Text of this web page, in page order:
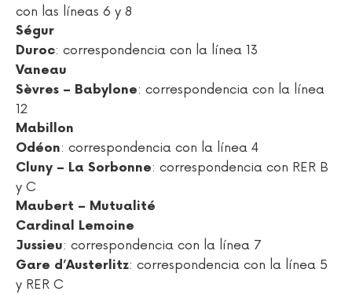
con las líneas 6 y 8
Ségur
Duroc: correspondencia con la línea 13
Vaneau
Sèvres – Babylone: correspondencia con la línea
12
Mabillon
Odéon: correspondencia con la línea 4
Cluny – La Sorbonne: correspondencia con RER B
y C
Maubert – Mutualité
Cardinal Lemoine
Jussieu: correspondencia con la línea 7
Gare d’Austerlitz: correspondencia con la línea 5
y RER C